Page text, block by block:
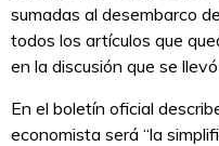
sumadas al desembarco
todos los artículos que
en la discusión que se
En el boletín oficial
economista será “la